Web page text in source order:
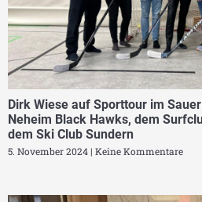
Dirk Wiese auf Sporttour im
Neheim Black Hawks, dem
dem Ski Club Sundern
5. November 2024 Keine Kommentare